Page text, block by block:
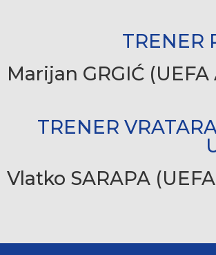
TRENER
Marijan GRGIĆ (UEFA
TRENER
Vlatko SARAPA